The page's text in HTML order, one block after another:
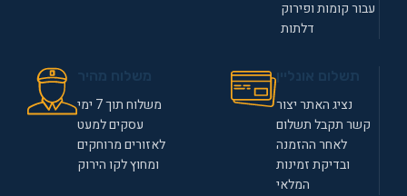
עבור קומות ופירוק
דלתות
נציג האתר יצור
קשר תקבל תשלום
לאחר ההזמנה
ובדיקת זמינות
המלאי
משלוח תוך 7 ימי
עסקים למעט
לאזורים מרוחקים
ומחוץ לקו הירוק